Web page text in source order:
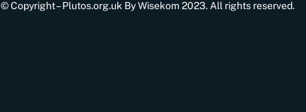
© Copyright – Plutos.org.uk By Wisekom 2023. All rights reserved.